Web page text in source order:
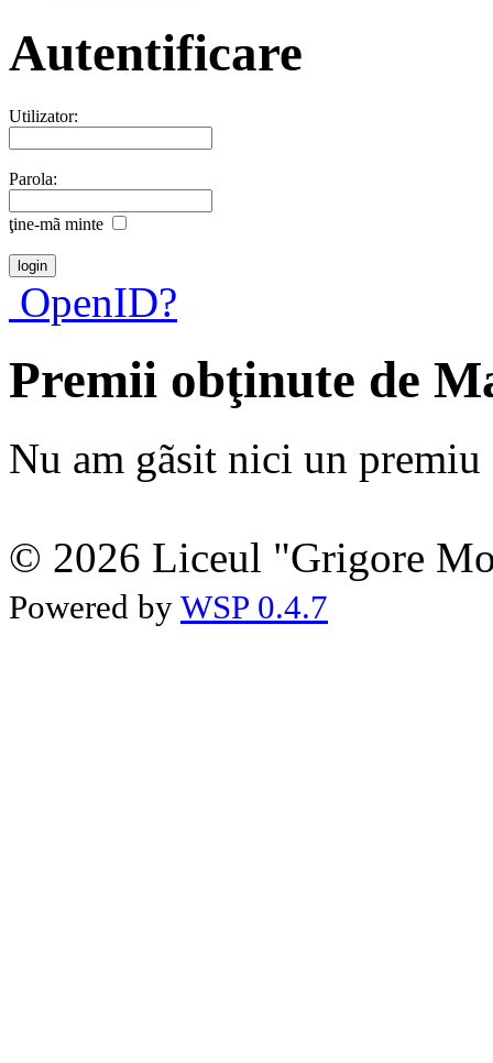
Autentificare
Utilizator:
Parola:
ţine-mã minte
OpenID?
Premii obţinute de
Nu am gãsit nici un premiu
© 2026 Liceul "Grigore
Powered by WSP 0.4.7